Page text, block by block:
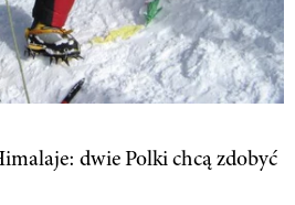
dwie Polki chcą zdobyć